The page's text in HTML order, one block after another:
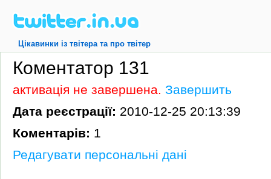
Цікавинки із твітера та про твітер
Коментатор 131
активація не завершена. Завершить
Дата реєстрації: 2010-12-25 20:13:39
Коментарів: 1
Редагувати персональні дані